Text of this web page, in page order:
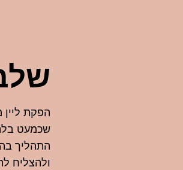
הפקת
שכמעט
התהליך
ולהצליח